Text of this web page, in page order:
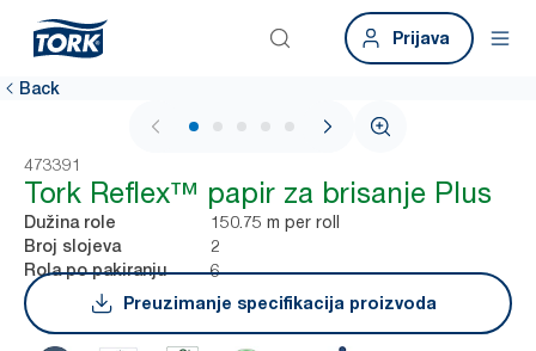
Prijava
Back
1 / 6
473391
Tork Reflex™ papir za brisanje Plus
Dužina role 150.75 m per roll
Broj slojeva 2
Rola po pakiranju
6
Preuzimanje specifikacija proizvoda